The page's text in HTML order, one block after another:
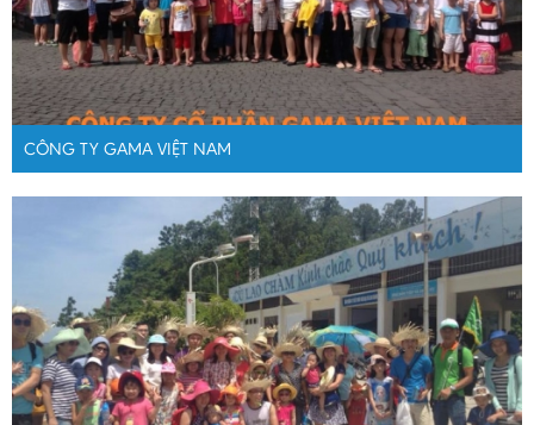
CÔNG TY GAMA VIỆT NAM